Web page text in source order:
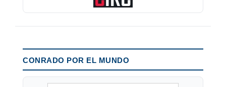
CONRADO POR EL MUNDO